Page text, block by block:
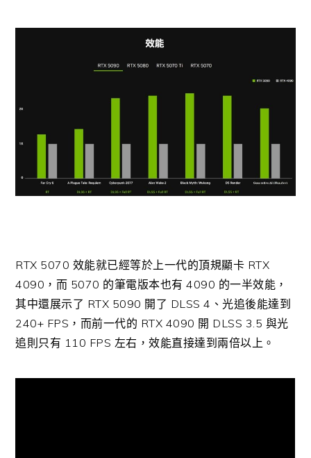
RTX 5070 效能就已經等於上一代的頂規顯卡 RTX
4090，而 5070 的筆電版本也有 4090 的一半效能，
其中還展示了 RTX 5090 開了 DLSS 4、光追後能達到
240+ FPS，而前一代的 RTX 4090 開 DLSS 3.5 與光
追則只有 110 FPS 左右，效能直接達到兩倍以上。